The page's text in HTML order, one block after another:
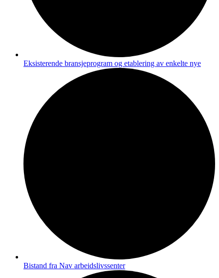
Eksisterende bransjeprogram og etablering av enkelte nye
Bistand fra Nav arbeidslivssenter